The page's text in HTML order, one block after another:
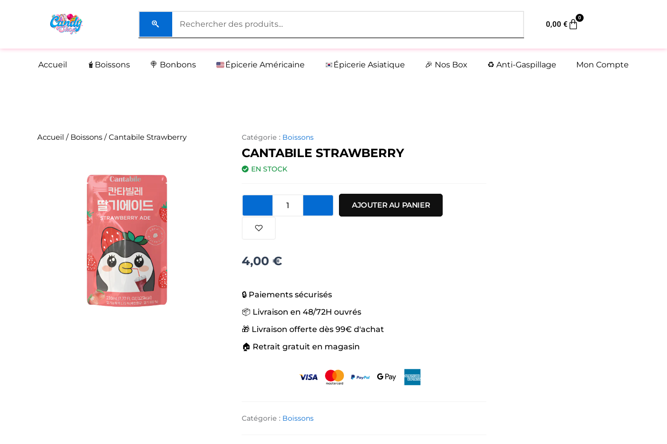
0,00€
0
Panier
Accueil 🧋Boissons 🍭 Bonbons Épicerie Américaine Épicerie Asiatique 🎉 Nos Box ♻️ Anti-Gaspillage Mon Compte
Accueil / Boissons / Cantabile Strawberry Catégorie : Boissons
CANTABILE STRAWBERRY
EN STOCK
quantité
Cantabile
AJOUTER AU PANIER
4,00 €
🔒 Paiements sécurisés
📦 Livraison en 48/72H ouvrés
🎁 Livraison offerte dès 99€ d'achat
🏠 Retrait gratuit en magasin
Catégorie : Boissons